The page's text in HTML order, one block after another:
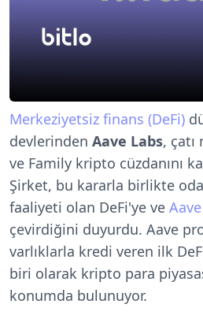
Merkeziyetsiz finans (DeFi)
devlerinden Aave Labs, çatı
ve Family kripto cüzdanını
Şirket, bu kararla birlikte
faaliyeti olan DeFi'ye ve Aave
çevirdiğini duyurdu. Aave
varlıklarla kredi veren ilk
biri olarak kripto para
konumda bulunuyor.